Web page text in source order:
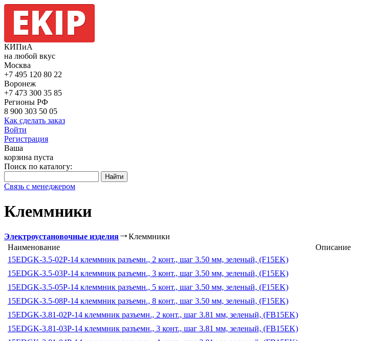
КИПиА
на любой вкус
Москва
+7 495 120 80 22
Воронеж
+7 473 300 35 85
Регионы РФ
8 900 303 50 05
Как сделать заказ
Войти
Регистрация
Ваша
корзина пуста
Поиск по каталогу:
Связь с менеджером
Клеммники
Электроустановочные изделия
Клеммники
Наименование
Описание
15EDGK-3.5-02P-14 клеммник разъемн., 2 конт., шаг 3.50 мм, зеленый, (F15EK)
15EDGK-3.5-03P-14 клеммник разъемн., 3 конт., шаг 3.50 мм, зеленый, (F15EK)
15EDGK-3.5-05P-14 клеммник разъемн., 5 конт., шаг 3.50 мм, зеленый, (F15EK)
15EDGK-3.5-08P-14 клеммник разъемн., 8 конт., шаг 3.50 мм, зеленый, (F15EK)
15EDGK-3.81-02P-14 клеммник разъемн., 2 конт., шаг 3.81 мм, зеленый, (FB15EK)
15EDGK-3.81-03P-14 клеммник разъемн., 3 конт., шаг 3.81 мм, зеленый, (FB15EK)